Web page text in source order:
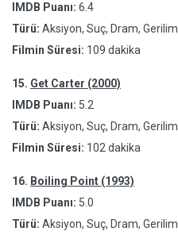
IMDB Puanı: 6.4
Türü: Aksiyon, Suç, Dram, Gerilim
Filmin Süresi: 109 dakika
15. Get Carter (2000)
IMDB Puanı: 5.2
Türü: Aksiyon, Suç, Dram, Gerilim
Filmin Süresi: 102 dakika
16. Boiling Point (1993)
IMDB Puanı: 5.0
Türü: Aksiyon, Suç, Dram, Gerilim